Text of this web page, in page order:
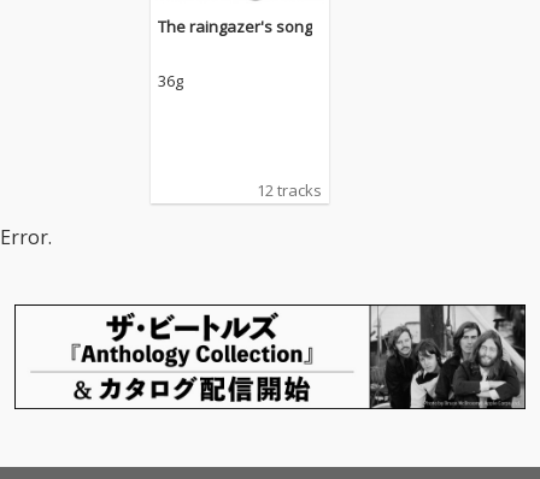
The raingazer's song
36g
12 tracks
Error.